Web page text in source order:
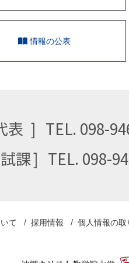
情報の公表
表
TEL. 098-
課
TEL. 098-
て 採用情報 個人情報の取